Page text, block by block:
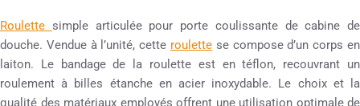
Roulette simple articulée pour porte coulissante de cabine de
douche. Vendue à l’unité, cette roulette se compose d’un corps en
laiton. Le bandage de la roulette est en téflon, recouvrant un
roulement à billes étanche en acier inoxydable. Le choix et la
qualité des matériaux employés offrent une utilisation optimale de